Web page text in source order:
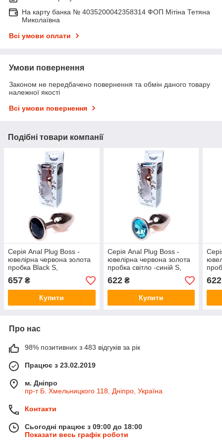
На карту банка № 4035200042358314 ФОП Мітіна Тетяна
Миколаївна
Всі умови оплати
Умови повернення
Законом не передбачено повернення та обмін даного товару
належної якості
Всі умови повернення
Подібні товари компанії
Серія Anal Plug Boss -
ювелірна червона золота
пробка Black S,
BS6400111
657 ₴
Купити
Серія Anal Plug Boss -
ювелірна червона золота
пробка світло -синій S,
BS6400113
622₴
Купити
622
Про нас
98% позитивних з 483 відгуків за рік
Працює з 23.02.2019
м. Дніпро
пр-т Б. Хмельницкого 118, Дніпро, Україна
Контакти
Сьогодні працює з 09:00 до 18:00
Показати весь графік роботи